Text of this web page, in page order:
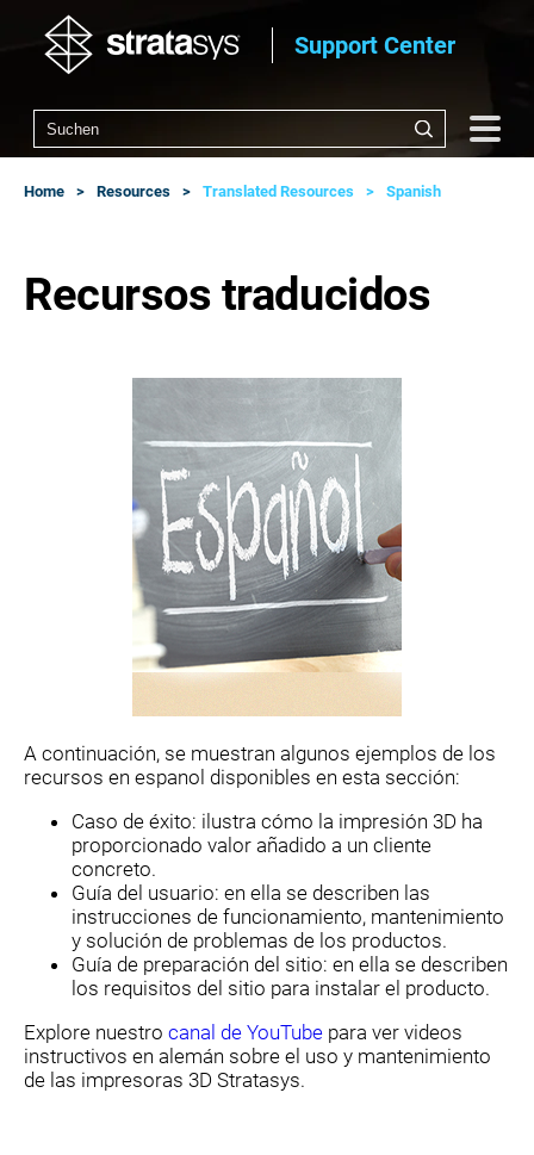
Support Center
Home Resources Translated Resources Spanish
Recursos traducidos
A continuación, se muestran algunos ejemplos de los
recursos en espanol disponibles en esta sección:
Caso de éxito: ilustra cómo la impresión 3D ha
proporcionado valor añadido a un cliente
concreto.
Guía del usuario: en ella se describen las
instrucciones de funcionamiento, mantenimiento
y solución de problemas de los productos.
Guía de preparación del sitio: en ella se describen
los requisitos del sitio para instalar el producto.
Explore nuestro canal de YouTube para ver videos
instructivos en alemán sobre el uso y mantenimiento
de las impresoras 3D Stratasys.